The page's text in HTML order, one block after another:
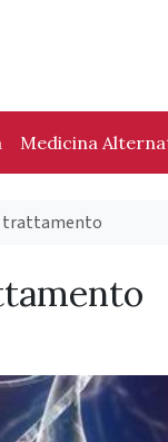
Medicina
trattamento